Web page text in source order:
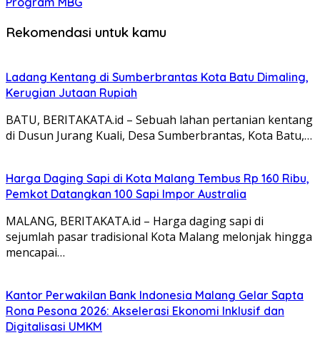
Rekomendasi untuk kamu
Ladang Kentang di Sumberbrantas Kota Batu Dimaling,
Kerugian Jutaan Rupiah
BATU, BERITAKATA.id – Sebuah lahan pertanian kentang
di Dusun Jurang Kuali, Desa Sumberbrantas, Kota Batu,…
Harga Daging Sapi di Kota Malang Tembus Rp 160 Ribu,
Pemkot Datangkan 100 Sapi Impor Australia
MALANG, BERITAKATA.id – Harga daging sapi di
sejumlah pasar tradisional Kota Malang melonjak hingga
mencapai…
Kantor Perwakilan Bank Indonesia Malang Gelar Sapta
Rona Pesona 2026: Akselerasi Ekonomi Inklusif dan
Digitalisasi UMKM